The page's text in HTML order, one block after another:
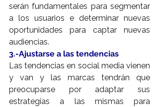
serán fundamentales para segmentar
a los usuarios e determinar nuevas
oportunidades para captar nuevas
audiencias.
3.-Ajustarse a las tendencias
Las tendencias en social media vienen
y van y las marcas tendrán que
preocuparse por adaptar sus
estrategias a las mismas para